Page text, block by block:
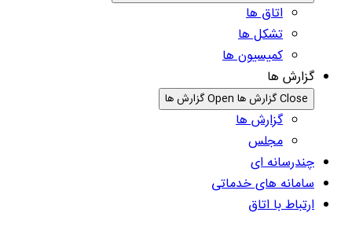
اتاق ها
تشکل ها
کمیسیون ها
گزارش ها
Close گزارش ها Open گزارش ها
گزارش ها
مجلس
چندرسانه ای
سامانه های خدماتی
ارتباط با اتاق